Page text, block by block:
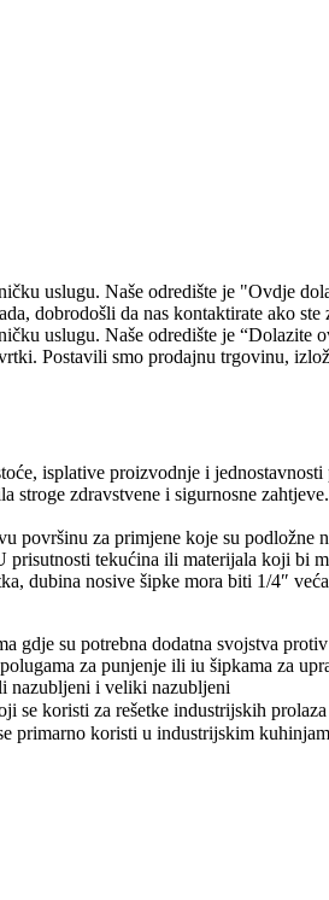
uslugu. Naše odredište je "Ovdje
dobrodošli da nas kontaktirate ako
uslugu. Naše odredište je “Dolazite
Postavili smo prodajnu trgovinu,
isplative proizvodnje i
zdravstvene i sigurnosne
površinu za primjene koje su
tekućina ili materijala koji bi
dubina nosive šipke mora biti 1/4″
gdje su potrebna dodatna svojstva
za punjenje ili iu šipkama za
nazubljeni i veliki nazubljeni
koristi za rešetke industrijskih prolaza
koristi u industrijskim